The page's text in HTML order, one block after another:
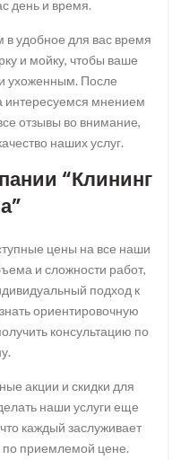
день и время.
в удобное для вас время
и мойку, чтобы ваше
ухоженным. После
интересуемся мнением
отзывы во внимание,
наших услуг.
“Клининг
цены на все наши
и сложности работ,
подход к
ориентировочную
консультацию по
акции и скидки для
наши услуги еще
каждый заслуживает
приемлемой цене.